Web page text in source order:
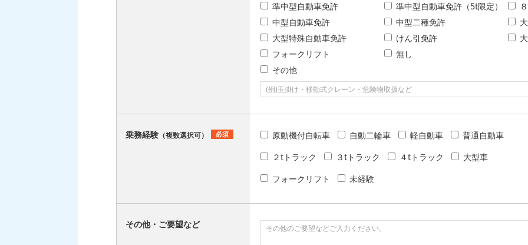
準中型自動車免許
準中型自動車免許（5t限定）
中型自動車免許
中型二種免許
大型特殊自動車免許
けん引免許
フォークリフト
無し
その他
乗務経験（複数選択可） 必須 原動機付自転車 自動二輪車 軽自動車 普通自動車
２tトラック ３tトラック ４tトラック 大型車
フォークリフト 未経験
その他・ご要望など